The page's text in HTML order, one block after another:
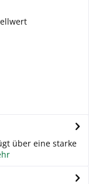
über eine starke